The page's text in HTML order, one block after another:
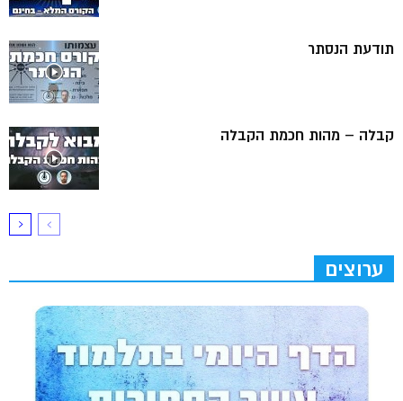
תודעת הנסתר
קבלה – מהות חכמת הקבלה
ערוצים